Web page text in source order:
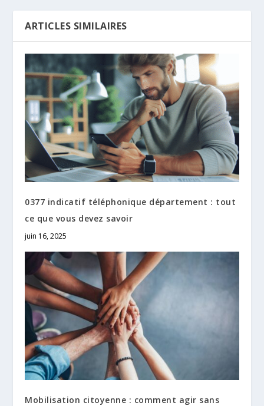
ARTICLES SIMILAIRES
0377 indicatif téléphonique département : tout
ce que vous devez savoir
juin 16, 2025
Mobilisation citoyenne : comment agir sans